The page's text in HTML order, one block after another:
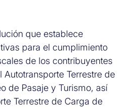
que establece
para el cumplimiento
de los contribuyentes
Terrestre de
de Pasaje y Turismo, así
Terrestre de Carga de